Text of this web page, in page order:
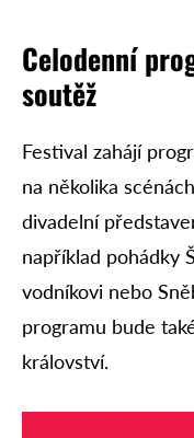
Celodenní
soutěž
Festival zahájí
na několika
divadelní
například pohádky
vodníkovi nebo
programu bude
království.